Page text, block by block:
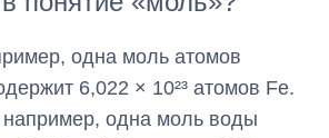
одна моль атомов
6,022 × 10²³ атомов Fe.
одна моль воды